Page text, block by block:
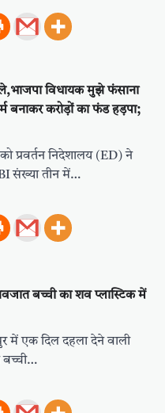
विधायक मुझे फंसाना
बनाकर करोड़ों का फंड हड़पा;
प्रवर्तन निदेशालय (ED) ने
संख्या तीन में…
बच्ची का शव प्लास्टिक में
में एक दिल दहला देने वाली